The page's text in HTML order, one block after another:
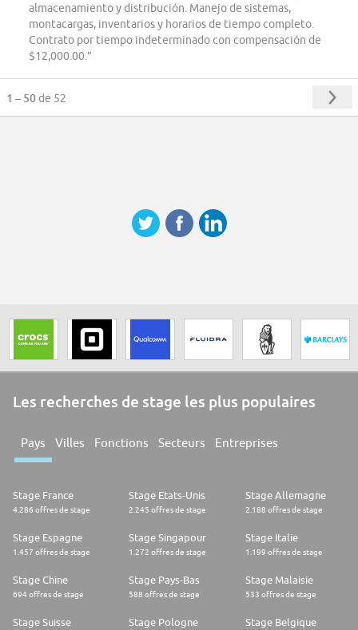
almacenamiento y distribución. Manejo de sistemas,
montacargas, inventarios y horarios de tiempo completo.
Contrato por tiempo indeterminado con compensación de
$12,000.00.”
1 – 50de 52
Les recherches de stage les plus populaires
Pays Villes Fonctions Secteurs Entreprises
Stage France
4.286 offres de stage
Stage Etats-Unis
2.245 offres de stage
Stage Allemagne
2.188 offres de stage
Stage Espagne
1.457 offres de stage
Stage Singapour
1.272 offres de stage
Stage Italie
1.199 offres de stage
Stage Chine
694 offres de stage
Stage Pays-Bas
588 offres de stage
Stage Malaisie
533 offres de stage
Stage Suisse Stage Pologne Stage Belgique